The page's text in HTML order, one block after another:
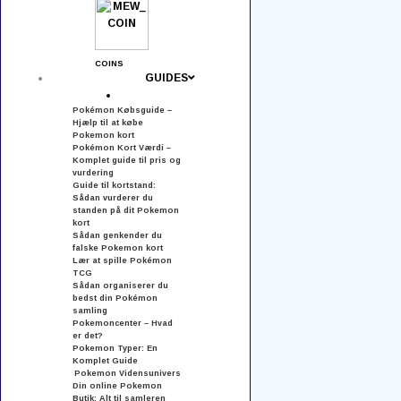
COINS
GUIDES
Pokémon Købsguide –
Hjælp til at købe
Pokemon kort
Pokémon Kort Værdi –
Komplet guide til pris og
vurdering
Guide til kortstand:
Sådan vurderer du
standen på dit Pokemon
kort
Sådan genkender du
falske Pokemon kort
Lær at spille Pokémon
TCG
Sådan organiserer du
bedst din Pokémon
samling
Pokemoncenter – Hvad
er det?
Pokemon Typer: En
Komplet Guide
Pokemon Vidensunivers
Din online Pokemon
Butik: Alt til samleren
Ofte stillede spørgsmål
Sælg din samling
Returnering
Produktkategorier
Blisterpakker
Booster Boxes
Booster Bundles
Boosters
Brætspil
Collection Boxe